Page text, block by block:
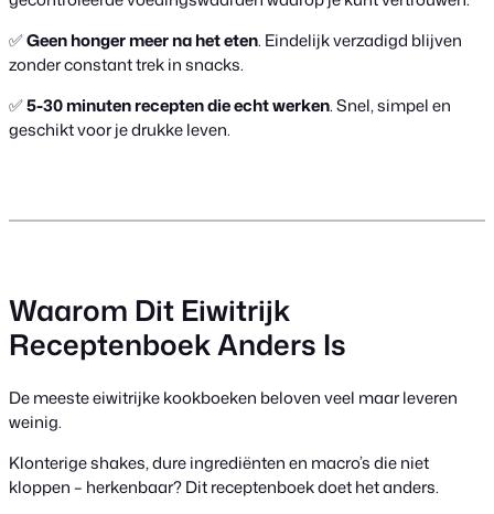
✅Geen honger meer na het eten. Eindelijk verzadigd blijven
zonder constant trek in snacks.
✅5-30 minuten recepten die echt werken. Snel, simpel en
geschikt voor je drukke leven.
Waarom Dit Eiwitrijk
Receptenboek Anders Is
De meeste eiwitrijke kookboeken beloven veel maar leveren
weinig.
Klonterige shakes, dure ingrediënten en macro’s die niet
kloppen – herkenbaar? Dit receptenboek doet het anders.